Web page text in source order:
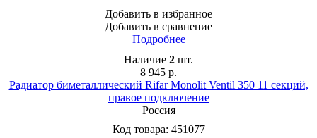
Добавить в избранное
Добавить в сравнение
Подробнее
Наличие 2 шт.
8 945 р.
Радиатор биметаллический Rifar Monolit Ventil 350 11 секций,
правое подключение
Россия
Код товара: 451077